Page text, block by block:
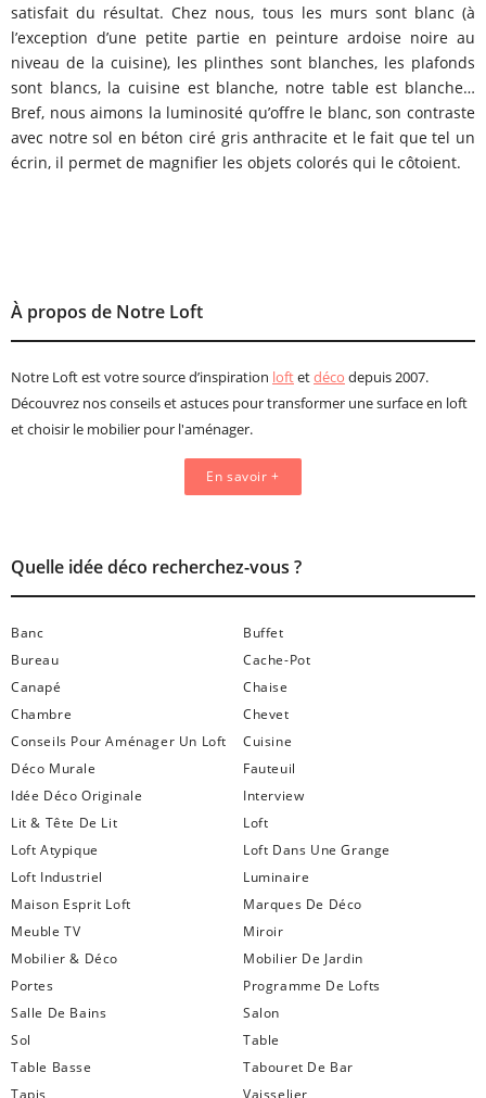
satisfait du résultat. Chez nous, tous les murs sont blanc (à
l’exception d’une petite partie en peinture ardoise noire au
niveau de la cuisine), les plinthes sont blanches, les plafonds
sont blancs, la cuisine est blanche, notre table est blanche…
Bref, nous aimons la luminosité qu’offre le blanc, son contraste
avec notre sol en béton ciré gris anthracite et le fait que tel un
écrin, il permet de magnifier les objets colorés qui le côtoient.
À propos de Notre Loft
Notre Loft est votre source d’inspiration loftetdéco depuis 2007.
Découvrez nos conseils et astuces pour transformer une surface en loft
et choisir le mobilier pour l'aménager.
En savoir +
Quelle idée déco recherchez-vous ?
Banc
Buffet
Bureau
Cache-Pot
Canapé
Chaise
Chambre
Chevet
Conseils Pour Aménager Un Loft
Cuisine
Déco Murale
Fauteuil
Idée Déco Originale
Interview
Lit & Tête De Lit
Loft
Loft Atypique
Loft Dans Une Grange
Loft Industriel
Luminaire
Maison Esprit Loft
Marques De Déco
Meuble TV
Miroir
Mobilier & Déco
Mobilier De Jardin
Portes
Programme De Lofts
Salle De Bains
Salon
Sol
Table
Table Basse
Tabouret De Bar